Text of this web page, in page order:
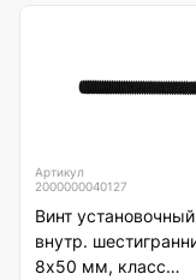
Артикул
2000000040127
Винт
внутр.
8х50 мм, класс